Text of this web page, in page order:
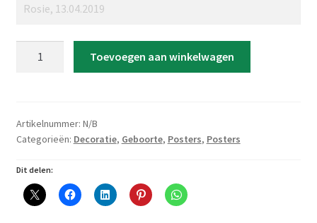
patroon
van
en
dichte
stippen'
Toevoegen aan winkelwagen
Artikelnummer: N/B
Categorieën: Decoratie, Geboorte, Posters, Posters
Dit delen: